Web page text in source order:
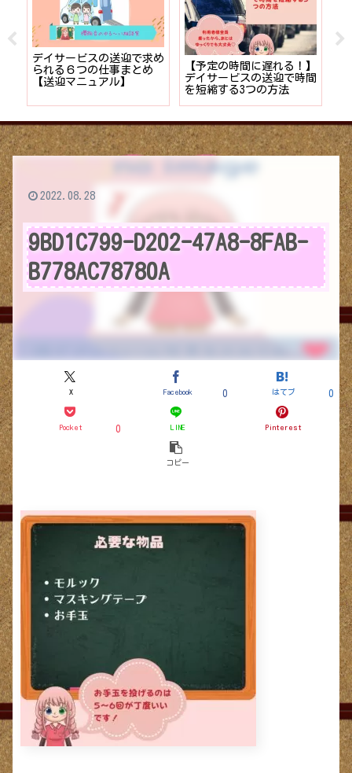
デイサービスの送迎で求め
られる６つの仕事まとめ
【送迎マニュアル】
【予定の時間に遅れる！】
デイサービスの送迎で時間
を短縮する3つの方法
9BD1C799-D202-47A8-8FAB-
B778AC78780A
X Facebook 0 はてブ 0
Pocket 0 LINE Pinterest
コピー
2022.08.28